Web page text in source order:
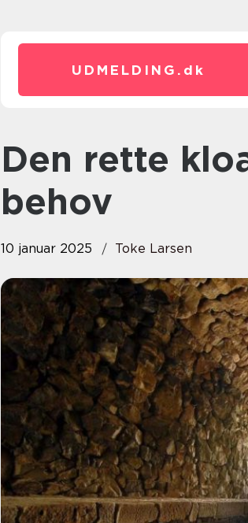
UDMELDING. dk
Den rette kloakmester til dine
behov
10 januar 2025 Toke Larsen